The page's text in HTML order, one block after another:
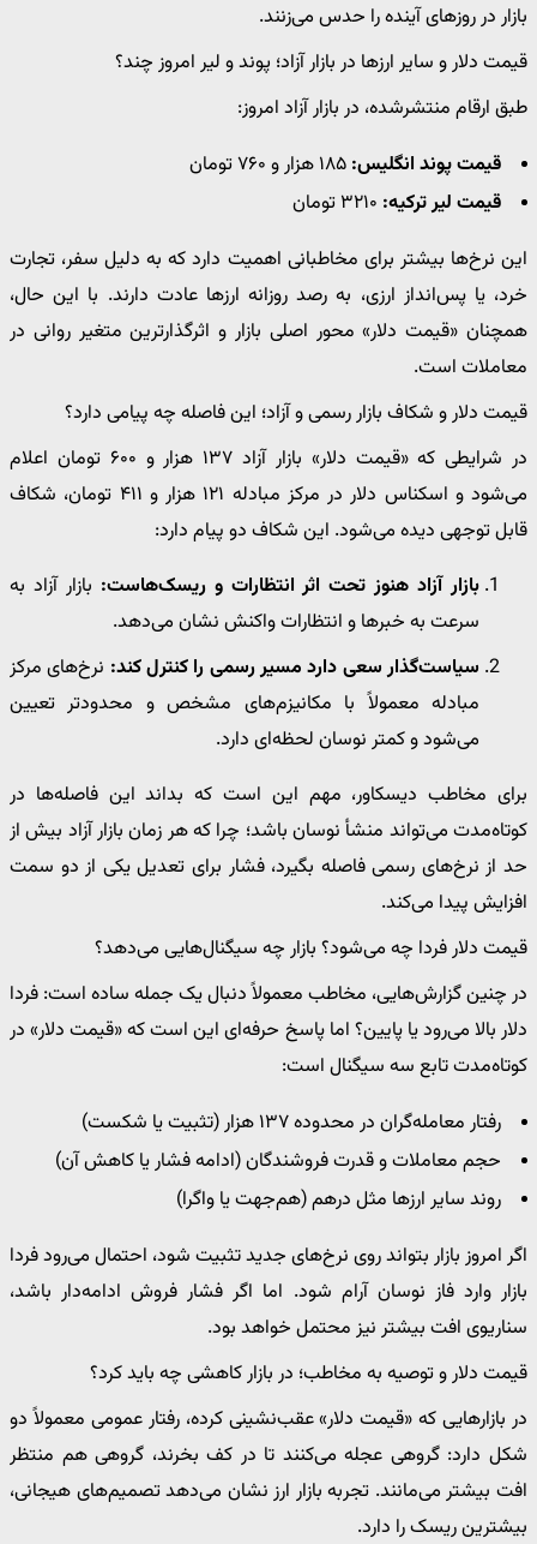
بازار در روزهای آینده را حدس می‌زنند.
قیمت دلار و سایر ارزها در بازار آزاد؛ پوند و لیر امروز چند؟
طبق ارقام منتشرشده، در بازار آزاد امروز:
قیمت پوند انگلیس:
قیمت لیر ترکیه:
این نرخ‌ها بیشتر برای مخاطبانی اهمیت دارد که به دلیل سفر، تجارت
خرد، یا پس‌انداز ارزی، به رصد روزانه ارزها عادت دارند. با این حال،
همچنان «قیمت دلار» محور اصلی بازار و اثرگذارترین متغیر روانی در
معاملات است.
قیمت دلار و شکاف بازار رسمی و آزاد؛ این فاصله چه پیامی دارد؟
در شرایطی که «قیمت دلار» بازار آزاد ۱۳۷ هزار و ۶۰۰ تومان اعلام
می‌شود و اسکناس دلار در مرکز مبادله ۱۲۱ هزار و ۴۱۱ تومان، شکاف
قابل توجهی دیده می‌شود. این شکاف دو پیام دارد:
بازار آزاد هنوز تحت اثر انتظارات و ریسک‌هاست: بازار آزاد به
سرعت به خبرها و انتظارات واکنش نشان می‌دهد.
سیاست‌گذار سعی دارد مسیر رسمی را کنترل کند: نرخ‌های مرکز
مبادله معمولاً با مکانیزم‌های مشخص و محدودتر تعیین
می‌شود و کمتر نوسان لحظه‌ای دارد.
برای مخاطب دیسکاور، مهم این است که بداند این فاصله‌ها در
کوتاه‌مدت می‌تواند منشأ نوسان باشد؛ چرا که هر زمان بازار آزاد بیش از
حد از نرخ‌های رسمی فاصله بگیرد، فشار برای تعدیل یکی از دو سمت
افزایش پیدا می‌کند.
قیمت دلار فردا چه می‌شود؟ بازار چه سیگنال‌هایی می‌دهد؟
در چنین گزارش‌هایی، مخاطب معمولاً دنبال یک جمله ساده است: فردا
دلار بالا می‌رود یا پایین؟ اما پاسخ حرفه‌ای این است که «قیمت دلار» در
کوتاه‌مدت تابع سه سیگنال است:
رفتار معامله‌گران در محدوده ۱۳۷ هزار (تثبیت یا شکست)
حجم معاملات و قدرت فروشندگان (ادامه فشار یا کاهش آن)
روند سایر ارزها مثل درهم (هم‌جهت یا واگرا)
اگر امروز بازار بتواند روی نرخ‌های جدید تثبیت شود، احتمال می‌رود فردا
بازار وارد فاز نوسان آرام شود. اما اگر فشار فروش ادامه‌دار باشد،
سناریوی افت بیشتر نیز محتمل خواهد بود.
قیمت دلار و توصیه به مخاطب؛ در بازار کاهشی چه باید کرد؟
در بازارهایی که «قیمت دلار» عقب‌نشینی کرده، رفتار عمومی معمولاً دو
شکل دارد: گروهی عجله می‌کنند تا در کف بخرند، گروهی هم منتظر
افت بیشتر می‌مانند. تجربه بازار ارز نشان می‌دهد تصمیم‌های هیجانی،
بیشترین ریسک را دارد.